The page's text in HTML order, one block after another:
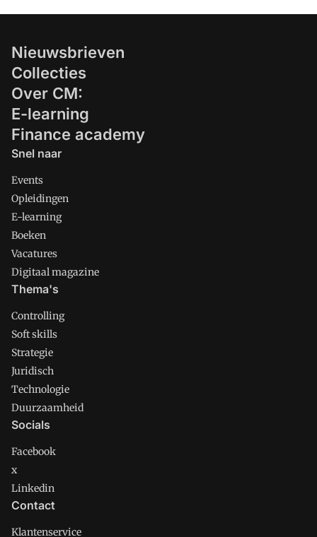
Nieuwsbrieven
Collecties
Over CM:
E-learning
Finance academy
Snel naar
Events
Opleidingen
E-learning
Boeken
Vacatures
Digitaal magazine
Thema's
Controlling
Soft skills
Strategie
Juridisch
Technologie
Duurzaamheid
Socials
Facebook
x
Linkedin
Contact
Klantenservice